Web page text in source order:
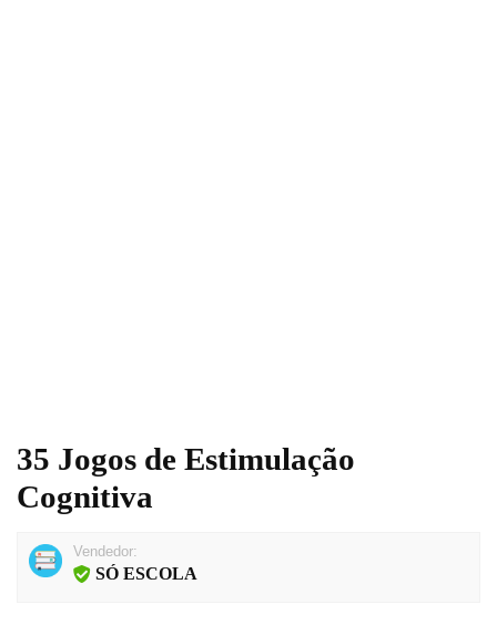
35 Jogos de Estimulação
Cognitiva
Vendedor:
SÓ ESCOLA